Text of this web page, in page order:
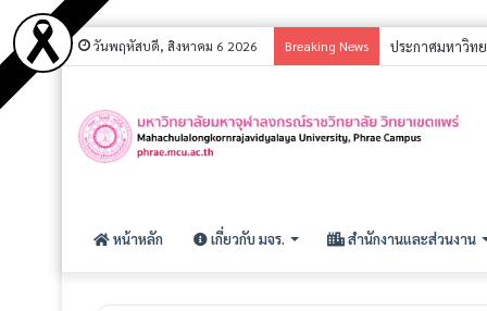
วันพฤหัสบดี, สิงหาคม 6 2026 Breaking News ประกาศ รายชื่
หน้าหลัก เกี่ยวกับ มจร. สำนักงานและส่วนงาน